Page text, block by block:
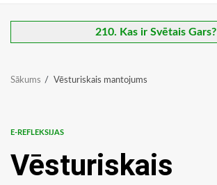
210. Kas ir Svētais Gars?
Sākums Vēsturiskais mantojums
E-REFLEKSIJAS
Vēsturiskais